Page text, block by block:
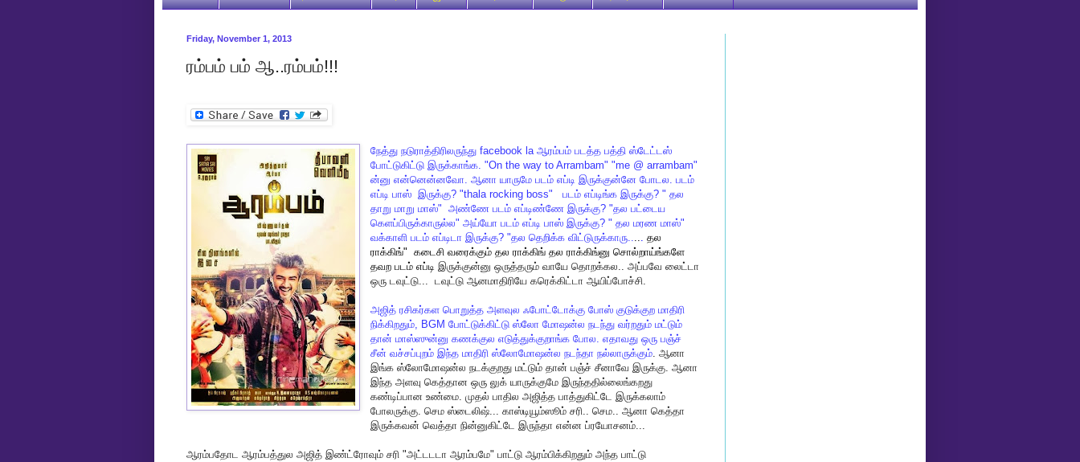
Friday, November 1, 2013
ரம்பம் பம் ஆ..ரம்பம்!!!
நேத்து நடுராத்திரிலருந்து facebook laஆரம்பம் படத்த பத்தி ஸ்டேட்டஸ்
போட்டுகிட்டு இருக்காங்க. "On the way to Arrambam" "me @ arrambam"
ன்னு என்னென்னவோ.ஆனா யாருமே படம் எப்டி இருக்குன்னே போடல. படம்
எப்டி பாஸ்இருக்கு? "thala rocking boss"படம் எப்டிங்க இருக்கு? "தல
தாறு மாறு மாஸ்" அண்ணே படம் எப்டிண்ணே இருக்கு? "தல பட்டைய
கெளப்பிருக்காருல்ல"அய்யோ படம் எப்டி பாஸ் இருக்கு? "தல மரண மாஸ்"
வக்காளி படம் எப்டிடா இருக்கு? "தல தெறிக்க விட்டுருக்காரு.....தல
ராக்கிங்" கடைசி வரைக்கும் தல ராக்கிங் தல ராக்கிங்னு சொல்றாய்ங்களே
தவற படம் எப்டி இருக்குன்னு ஒருத்தரும் வாயே தொறக்கல..அப்பவே லைட்டா
ஒரு டவுட்டு... டவுட்டு ஆனமாதிரியே கரெக்கிட்டா ஆயிப்போச்சி.
அஜித் ரசிகர்கள பொறுத்த அளவுல ஃபோட்டோக்கு போஸ் குடுக்குற மாதிரி
நிக்கிறதும், BGMபோட்டுக்கிட்டு ஸ்லோ மோஷன்ல நடந்து வர்றதும் மட்டும்
தான் மாஸ்ஸுன்னு கணக்குல எடுத்துக்குறாங்க போல.எதாவது ஒரு பஞ்ச்
சீன் வச்சப்புறம் இந்த மாதிரி ஸ்லோமோஷன்ல நடந்தா நல்லாருக்கும்.ஆனா
இங்க ஸ்லோமோஷன்ல நடக்குறது மட்டும் தான் பஞ்ச் சீனாவே இருக்கு.ஆனா
இந்த அளவு கெத்தான ஒரு லுக் யாருக்குமே இருந்ததில்லைங்கறது
கண்டிப்பான உண்மை.முதல் பாதில அஜித்த பாத்துகிட்டே இருக்கலாம்
போலருக்கு.செம ஸ்டைலிஷ்...காஸ்டியூம்ஸூம் சரி..செம..ஆனா கெத்தா
இருக்கவன் வெத்தா நின்னுகிட்டே இருந்தா என்ன ப்ரயோசனம்...
ஆரம்பதோட ஆரம்பத்துல அஜித் இண்ட்ரோவும் சரி "அட்டடடா ஆரம்பமே" பாட்டு ஆரம்பிக்கிறதும் அந்த பாட்டு